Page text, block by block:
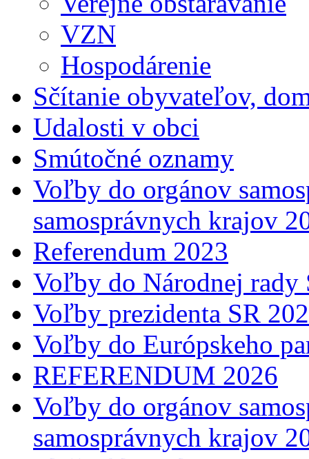
VZN
Hospodárenie
Sčítanie obyvateľov,
Udalosti v obci
Smútočné oznamy
Voľby do orgánov
samosprávnych krajov
Referendum 2023
Voľby do Národnej
Voľby prezidenta SR
Voľby do Európskeho
REFERENDUM 2026
Voľby do orgánov
samosprávnych krajov